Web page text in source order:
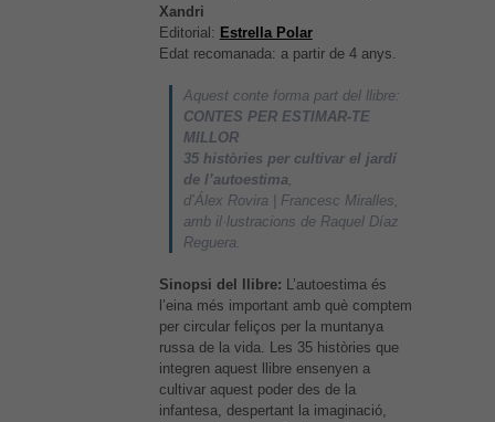
Xandri
Editorial: Estrella Polar
Edat recomanada: a partir de 4 anys.
Aquest conte forma part del llibre:
CONTES PER ESTIMAR-TE
MILLOR
35 històries per cultivar el jardí
de l’autoestima,
d’Álex Rovira | Francesc Miralles,
amb il·lustracions de Raquel Díaz
Reguera.
Sinopsi del llibre: L’autoestima és
l’eina més important amb què comptem
per circular feliços per la muntanya
russa de la vida. Les 35 històries que
integren aquest llibre ensenyen a
cultivar aquest poder des de la
infantesa, despertant la imaginació,